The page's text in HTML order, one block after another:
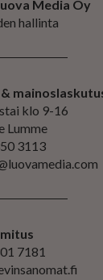
Media Oy
hallinta
klo 9-16
Lumme
3113
7181